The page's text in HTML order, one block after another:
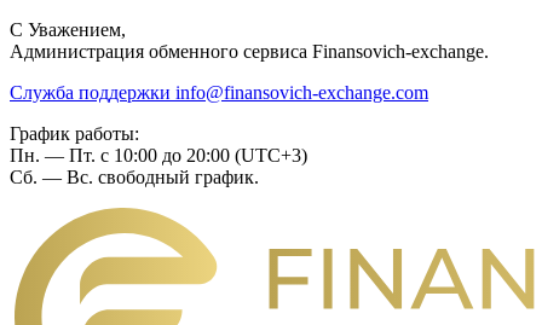
C Уважением,
Администрация обменного сервиса Finansovich-exchange.
Служба поддержки info@finansovich-exchange.com
График работы:
Пн. — Пт. с 10:00 до 20:00 (UTC+3)
Сб. — Вс. свободный график.